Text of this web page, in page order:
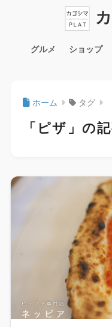
グルメ ショップ
ホーム タグ
「ピザ」の